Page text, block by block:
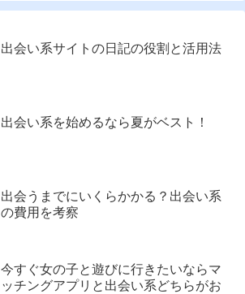
出会い系サイトの日記の役割と活用法
出会い系を始めるなら夏がベスト！
出会うまでにいくらかかる？出会い系
の費用を考察
今すぐ女の子と遊びに行きたいならマ
ッチングアプリと出会い系どちらがお